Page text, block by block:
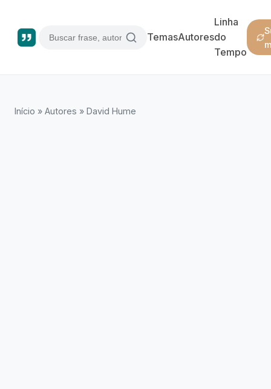
TemasAutores
Linha
do
Tempo
Início » Autores » David Hume